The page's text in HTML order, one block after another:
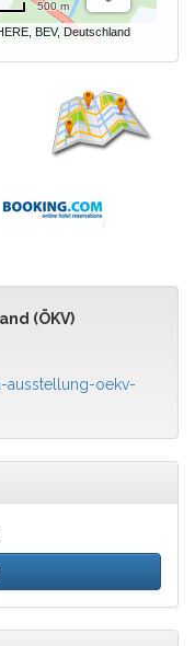
BEV, Deutschland
500 m
(ÖKV)
ausstellung-oekv-